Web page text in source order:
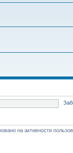
на активности